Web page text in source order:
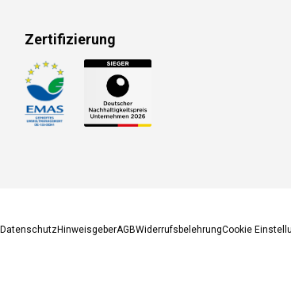
Zertifizierung
Zahlungsmethoden
DatenschutzHinweisgeberAGBWiderrufsbelehrungCookie